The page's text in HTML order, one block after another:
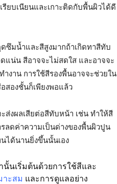
ยบเนียนและเกาะติดกับพื้นผิวได้ดี
มน้ำและสีสูงมากถ้าเกิดทาสีทับ
แน่น สีอาจจะไม่สดใส และอาจจะ
งาน การใช้สีรองพื้นอาจจะช่วยใน
สองชั้นก็เพียงพอแล้ว
ส่งผลเสียต่อสีทับหน้า เช่น ทำให้สี
ลดค่าความเป็นด่างของพื้นผิวปูน
ได้นานยิ่งขึ้นนั้นเอง
นั้นเริ่มต้นด้วยการใช้สีและ
าะสม และการดูแลอย่าง